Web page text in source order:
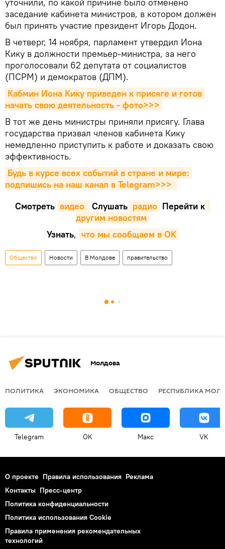
уточнили, по какой причине было отменено
заседание кабинета министров, в котором должен
был принять участие президент Игорь Додон.
В четверг, 14 ноября, парламент утвердил Иона
Кику в должности премьер-министра, за него
проголосовали 62 депутата от социалистов
(ПСРМ) и демократов (ДПМ).
Кабмин Иона Кику приведен к присяге и готов
начать свою деятельность - фото>>>
В тот же день министры приняли присягу. Глава
государства призвал членов кабинета Кику
немедленно приступить к работе и доказать свою
эффективность.
Будь в курсе всех событий в стране и мире:
подпишись на наш канал в Telegram>>>
Смотреть видео Cлушать радио Перейти к
другим новостям
Узнать, что мы сообщаем в OK
Общество Новости В Молдове правительство
Молдова
ПОЛИТИКА ЭКОНОМИКА ОБЩЕСТВО РЕСПУБЛИКА
Telegram OK Макс VK
О проекте Правила использования Реклама
Контакты Пресс-центр
Политика конфиденциальности
Политика использования Cookie
Правила применения рекомендательных
технологий